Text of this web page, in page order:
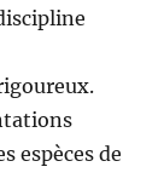
espèces de